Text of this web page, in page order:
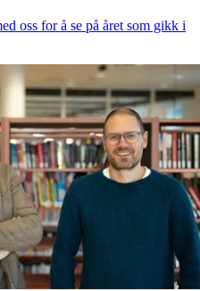
oss for å se på året som gikk i